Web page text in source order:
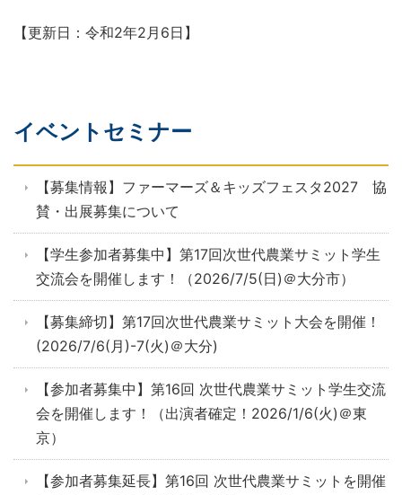
【更新日：令和2年2月6日】
イベントセミナー
【募集情報】ファーマーズ＆キッズフェスタ2027 協
賛・出展募集について
【学生参加者募集中】第17回次世代農業サミット学生
交流会を開催します！（2026/7/5(日)＠大分市）
【募集締切】第17回次世代農業サミット大会を開催！
(2026/7/6(月)-7(火)＠大分)
【参加者募集中】第16回 次世代農業サミット学生交流
会を開催します！（出演者確定！2026/1/6(火)＠東
京）
【参加者募集延長】第16回 次世代農業サミットを開催